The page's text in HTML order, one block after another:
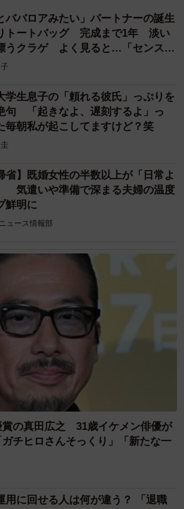
ピック
わいい子おるん！？」大阪出身の
ナが話題…父は元プロ野球選手
ディア
に3度も出会った運命的カップル
ない「ジョージアの熱い夜」に「も
ュース
チでもバズりたい」願いかなった！
ーの投稿が4100万再生 他業種も
内することが不可能です」レストラ
に大きな注意書き オートリザーブ
を拒否するお断りに賛同者続々
リ
だけでいい」京極夏彦さんの言葉に
性→リビングの本棚に140冊を積
分だけの本屋さん」